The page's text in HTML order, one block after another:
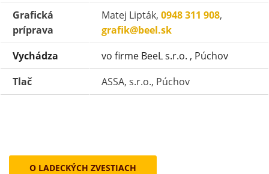
Grafická
príprava
Matej Lipták, 0948 311 908,
grafik@beel.sk
Vychádza
vo firme BeeL s.r.o. , Púchov
Tlač
ASSA, s.r.o., Púchov
O LADECKÝCH ZVESTIACH